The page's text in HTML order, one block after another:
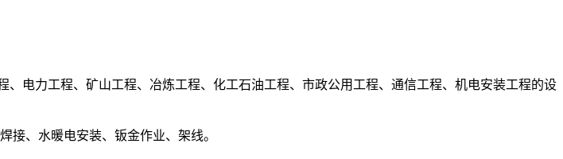
电力工程、矿山工程、冶炼工程、化工石油工程、市政公用工程、通信工程、机电安装工程的设
接、水暖电安装、钣金作业、架线。